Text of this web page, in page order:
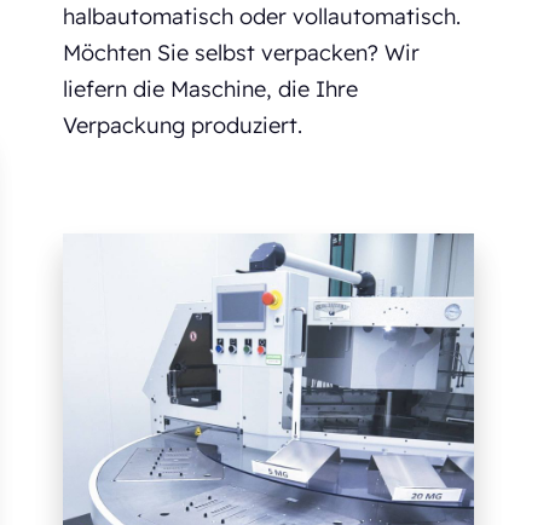
halbautomatisch oder vollautomatisch.
Möchten Sie selbst verpacken? Wir
liefern die Maschine, die Ihre
Verpackung produziert.